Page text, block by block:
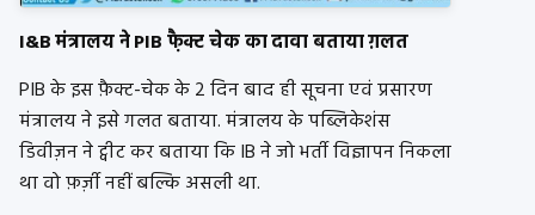
I&B मंत्रालय ने PIB फै़क्ट चेक का दावा बताया ग़लत
PIB के इस फ़ैक्ट-चेक के 2 दिन बाद ही सूचना एवं प्रसारण
मंत्रालय ने इसे गलत बताया. मंत्रालय के पब्लिकेशंस
डिवीज़न ने ट्वीट कर बताया कि IB ने जो भर्ती विज्ञापन निकला
था वो फ़र्ज़ी नहीं बल्कि असली था.